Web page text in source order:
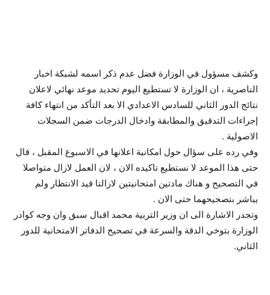
وكشف مسؤول في الوزارة فضل عدم ذكر اسمه لشبكة اخبار
الناصرية ، ان الوزارة لا تستطيع اليوم تحديد موعد نهائي لاعلان
نتائج الدور الثاني للسادس الاعدادي الا بعد التأكد من انتهاء كافة
إجراءات التدقيق والمطابقة وادخال الدرجات ضمن السجلات
الاصولية .
وفي رده على سؤال حول امكانية اعلانها في الاسبوع المقبل ، قال
حتى هذا الموعد لا نستطيع تاكيده الان ، لان العمل لازال متواصلا
في التصحيح و هناك مادتين امتحانيتين لازالتا قيد الانتظار ولم
يباشر بتصحيحهما حتى الان .
وتجدر الاشارة الى ان وزير التربية محمد اقبال سبق وان وجه كوادر
الوزارة بتوخي الدقة والسرعة في تصحيح الدفاتر الامتحانية للدور
الثاني.